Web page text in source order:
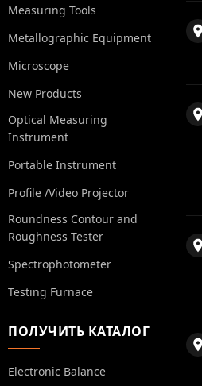
Measuring Tools
Metallographic Equipment
Microscope
New Products
Optical Measuring
Instrument
Portable Instrument
Profile /Video Projector
Roundness Contour and
Roughness Tester
Spectrophotometer
Testing Furnace
ПОЛУЧИТЬ КАТАЛОГ
Electronic Balance